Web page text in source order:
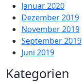
Januar 2020
Dezember 2019
November 2019
September 2019
Juni 2019
Kategorien